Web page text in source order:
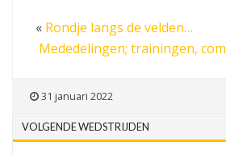
« Rondje langs de velden…
Mededelingen; trainingen,
31 januari 2022
VOLGENDE WEDSTRIJDEN